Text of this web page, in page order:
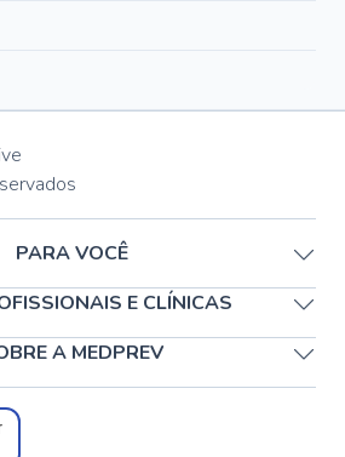
PARA VOCÊ
E CLÍNICAS
A MEDPREV